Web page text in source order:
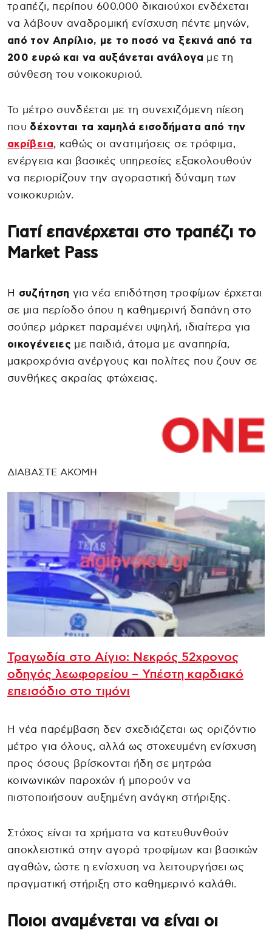
τραπέζι, περίπου 600.000 δικαιούχοι ενδέχεται
να λάβουν αναδρομική ενίσχυση πέντε μηνών,
από τον Απρίλιο, με το ποσό να ξεκινά από τα
200 ευρώ και να αυξάνεται ανάλογα με τη
σύνθεση του νοικοκυριού.
Το μέτρο συνδέεται με τη συνεχιζόμενη πίεση
που δέχονται τα χαμηλά εισοδήματα από την
ακρίβεια, καθώς οι ανατιμήσεις σε τρόφιμα,
ενέργεια και βασικές υπηρεσίες εξακολουθούν
να περιορίζουν την αγοραστική δύναμη των
νοικοκυριών.
Γιατί επανέρχεται στο τραπέζι το
Market Pass
Η συζήτηση για νέα επιδότηση τροφίμων έρχεται
σε μια περίοδο όπου η καθημερινή δαπάνη στο
σούπερ μάρκετ παραμένει υψηλή, ιδιαίτερα για
οικογένειεςμε παιδιά, άτομα με αναπηρία,
μακροχρόνια ανέργους και πολίτες που ζουν σε
συνθήκες ακραίας φτώχειας.
ΔΙΑΒΑΣΤΕ ΑΚΟΜΗ
Τραγωδία στο Αίγιο: Νεκρός 52χρονος
οδηγός λεωφορείου – Υπέστη καρδιακό
επεισόδιο στο τιμόνι
Η νέα παρέμβαση δεν σχεδιάζεται ως οριζόντιο
μέτρο για όλους, αλλά ως στοχευμένη ενίσχυση
προς όσους βρίσκονται ήδη σε μητρώα
κοινωνικών παροχών ή μπορούν να
πιστοποιήσουν αυξημένη ανάγκη στήριξης.
Στόχος είναι τα χρήματα να κατευθυνθούν
αποκλειστικά στην αγορά τροφίμων και βασικών
αγαθών, ώστε η ενίσχυση να λειτουργήσει ως
πραγματική στήριξη στο καθημερινό καλάθι.
Ποιοι αναμένεται να είναι οι